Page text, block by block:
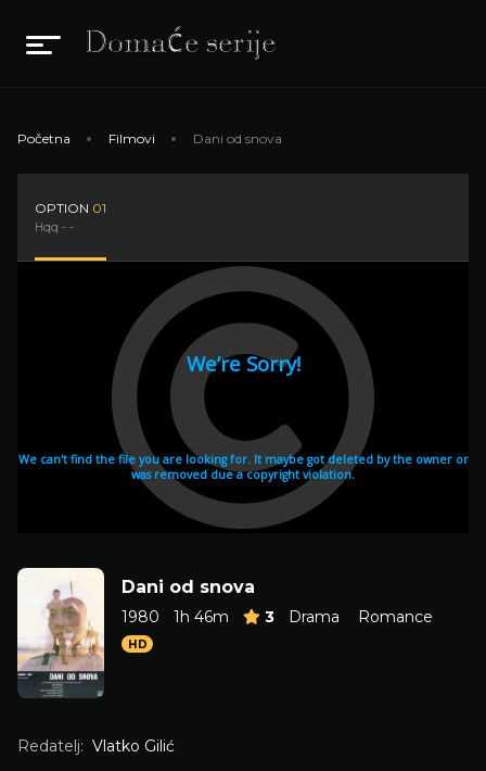
Početna Filmovi Dani od snova
OPTION 01
Hqq - -
Dani od snova
1980 1h 46m 3 Drama Romance
HD
Redatelj: Vlatko Gilić